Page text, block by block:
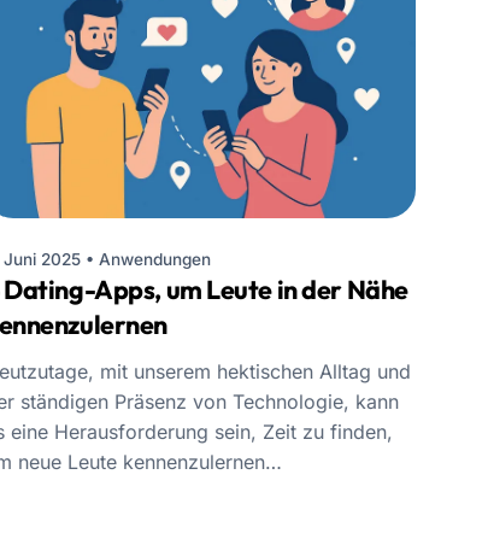
Juni 2025 • Anwendungen
Apps, um Leute in der Nähe
mit unserem hektischen Alltag und
ständigen Präsenz von Technologie, kann
eine Herausforderung sein, Zeit zu finden,
neue Leute kennenzulernen…